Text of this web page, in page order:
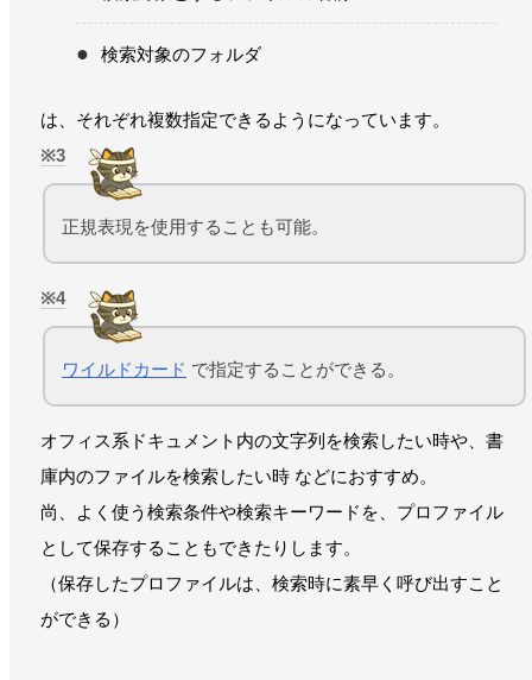
検索対象のフォルダ
は、それぞれ複数指定できるようになっています。
3
正規表現を使用することも可能。
4
ワイルドカード で指定することができる。
オフィス系ドキュメント内の文字列を検索したい時や、書
庫内のファイルを検索したい時 などにおすすめ。
尚、よく使う検索条件や検索キーワードを、プロファイル
として保存することもできたりします。
（保存したプロファイルは、検索時に素早く呼び出すこと
ができる）